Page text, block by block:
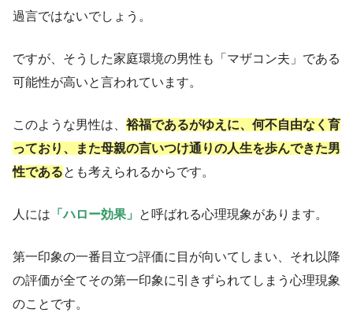
過言ではないでしょう。
ですが、そうした家庭環境の男性も「マザコン夫」である
可能性が高いと言われています。
このような男性は、 裕福であるがゆえに、何不自由なく育
っており、また母親の言いつけ通りの人生を歩んできた男
性であるとも考えられるからです。
人には 「ハロー効果」 と呼ばれる心理現象があります。
第一印象の一番目立つ評価に目が向いてしまい、それ以降
の評価が全てその第一印象に引きずられてしまう心理現象
のことです。